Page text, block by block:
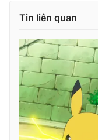
Cơ quan chủ quản:
Cơ quan báo chí:Thời
Giấy phép hoạt động
cấp ngày 29/12/2023
Tổng Biên tập:
Vũ
Phó Tổng Biên tập:
Nguyễn Trọng Ninh
Tổng đài VTV:024.38
Tin liên quan